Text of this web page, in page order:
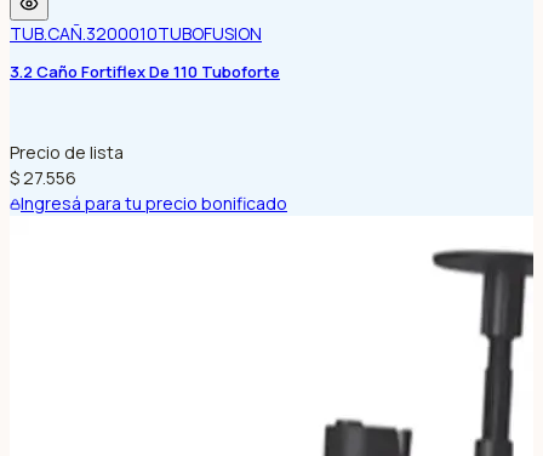
TUB.CAÑ.3200010TUBOFUSION
3.2 Caño Fortiflex De 110 Tuboforte
Precio de lista
$ 27.556
Ingresá para tu precio bonificado